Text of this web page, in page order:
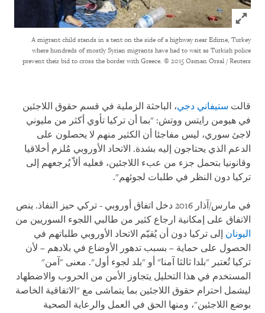
Click to expand Image
A migrant child stands in a tent on the side of a highway near Edirne, Turkey
where hundreds of mostly Syrian migrants have had to wait as Turkish police
prevent their bid to cross the border with Greece. © 2015 Osman Orsal / Reuters
قالت ستيفاني دجي، الباحثة الزملية في قسم حقوق اللاجئين
في هيومن رايتس ووتش: "بما أن تركيا تأوي أكثر من مليوني
لاجئ سوري، ليس مفاجئا أن الكثير منهم لا يحصلون على
الدعم الذي يحتاجون إليه بشدة. الاتحاد الأوروبي مُلزم أخلاقيا
وقانونيا بتحمل جزء من عبء اللاجئين، فعليه ألاّ يُرجعهم إلى
تركيا دون النظر في طلبات لجوئهم".
في مارس/آذار 2016 دخل اتفاق أوروبي - تركي حيز النفاذ. ينص
الاتفاق على إمكانية ارجاع كثير من طالبي اللجوء السوريين من
اليونان إلى تركيا دون أن يُقيّم الاتحاد الأوروبي طلباتهم في
الحصول على حماية – بسبب تدهور الأوضاع في بلادهم – لأن
تركيا تُعتبر "بلدا ثالثا آمنا" أو "بلد لجوء أول". معنى "آمن"
المستخدم في هذا التحليل يتجاوز الأمن من الحروب والاضطهاد
ليشمل احترام حقوق اللاجئين بما يتماشى مع "الاتفاقية الخاصة
بوضع اللاجئين"، ومنها الحق في العمل والرعاية الصحية